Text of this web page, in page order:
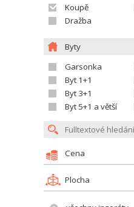
Koupě
Dražba
Byty
Garsonka
Byt 1+1
Byt 3+1
Byt 5+1 a větší
Cena
Plocha